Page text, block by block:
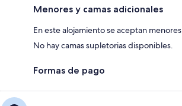
Menores y camas adicionales
En este alojamiento se aceptan menores.
No hay camas supletorias disponibles.
Formas de pago